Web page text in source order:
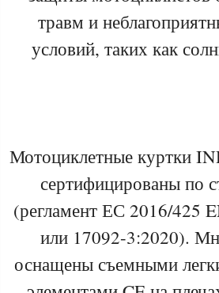
травм и
условий, таких как
Мотоциклетные куртки
сертифицированы по
(регламент ЕС 2016/425
или 17092-3:2020).
оснащены съемными